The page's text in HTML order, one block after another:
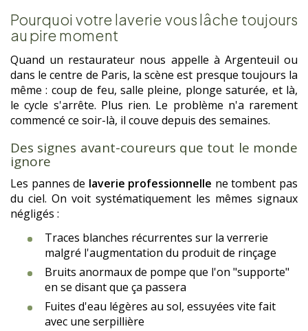
Pourquoi votre laverie vous lâche toujours
au pire moment
Quand un restaurateur nous appelle à Argenteuil ou
dans le centre de Paris, la scène est presque toujours la
même : coup de feu, salle pleine, plonge saturée, et là,
le cycle s'arrête. Plus rien. Le problème n'a rarement
commencé ce soir-là, il couve depuis des semaines.
Des signes avant-coureurs que tout le monde
ignore
Les pannes de laverie professionnelle ne tombent pas
du ciel. On voit systématiquement les mêmes signaux
négligés :
Traces blanches récurrentes sur la verrerie
malgré l'augmentation du produit de rinçage
Bruits anormaux de pompe que l'on "supporte"
en se disant que ça passera
Fuites d'eau légères au sol, essuyées vite fait
avec une serpillière